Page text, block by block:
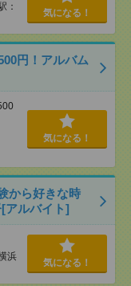
：
気になる！
円！アルバム
気になる！
から好きな時
アルバイト]
浜
気になる！